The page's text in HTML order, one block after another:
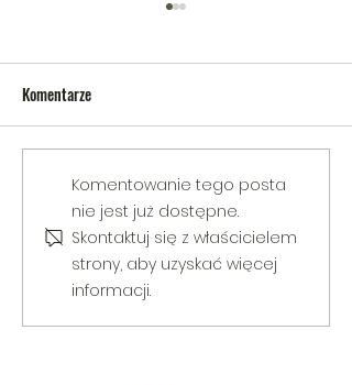
V Gminny Turniej Szachowy o
Puchar Burmistrza Bełżyc
Komentarze
Komentowanie tego posta
nie jest już dostępne.
Skontaktuj się z właścicielem
strony, aby uzyskać więcej
informacji.